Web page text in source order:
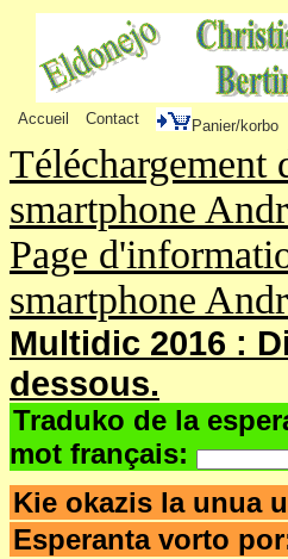
Accueil Contact Panier/korbo
Téléchargement
smartphone
Page
smartphone
Multidic 2016 :
dessous.
Traduko de la
mot français:
Kie okazis la unua
Esperanta vorto